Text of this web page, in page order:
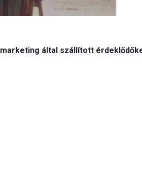
marketing által szállított